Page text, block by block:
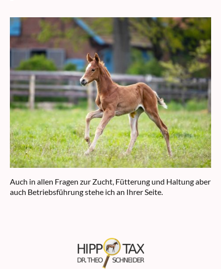
Auch in allen Fragen zur Zucht, Fütterung und Haltung aber
auch Betriebsführung stehe ich an Ihrer Seite.